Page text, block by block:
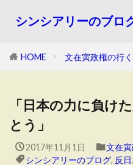
シンシアリーのブロ
HOME 文在寅政権の行
「日本の力に負け
とう」
2017年11月1日 文在
シンシアリーのブログ, 反日,